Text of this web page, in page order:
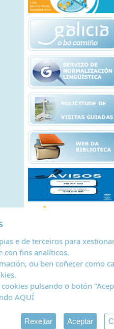
de actividades de tratamento
e de terceiros para
con fins analíticos.
ou ben coñecer como
.
cookies pulsando o botón
AQUÍ
Rexeitar Aceptar